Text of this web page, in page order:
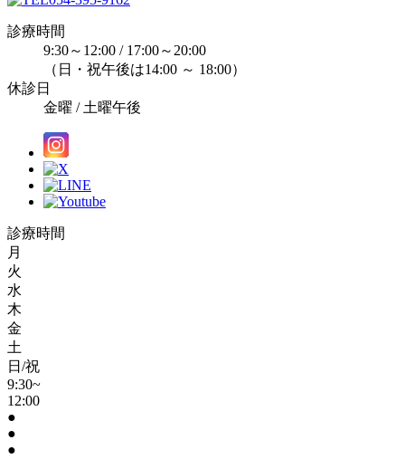
診療時間
9:30～12:00 / 17:00～20:00
（日・祝午後は14:00 ～ 18:00）
休診日
金曜 / 土曜午後
診療時間
月
火
水
木
金
土
日/祝
9:30~
12:00
●
●
●